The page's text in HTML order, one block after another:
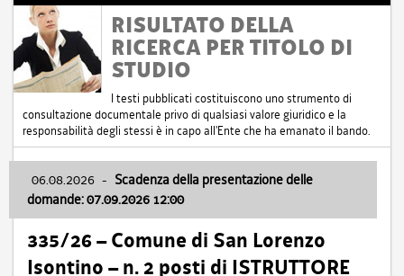
RISULTATO DELLA
RICERCA PER TITOLO DI
STUDIO
I testi pubblicati costituiscono uno strumento di
consultazione documentale privo di qualsiasi valore giuridico e la
responsabilità degli stessi è in capo all'Ente che ha emanato il bando.
06.08.2026 - Scadenza della presentazione delle
domande: 07.09.2026 12:00
335/26 – Comune di San Lorenzo
Isontino – n. 2 posti di ISTRUTTORE